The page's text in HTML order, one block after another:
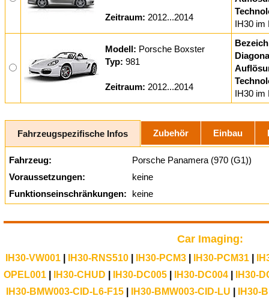
Zeitraum: 2012...2014
IH30 im
Modell: Porsche Boxster
Typ: 981
Zeitraum: 2012...2014
IH30 im
Fahrzeugspezifische Infos Zubehör Einbau
Fahrzeug:
Porsche Panamera (970 (G1))
Voraussetzungen:
keine
Funktionseinschränkungen:
keine
Car Imaging:
IH30-VW001| IH30-RNS510| IH30-PCM3| IH30-PCM31|
OPEL001
IH30-CHUD IH30-DC005 IH30-DC004
IH30-
IH30-BMW003-CID-L6-F15
IH30-BMW003-CID-LU
IH30-